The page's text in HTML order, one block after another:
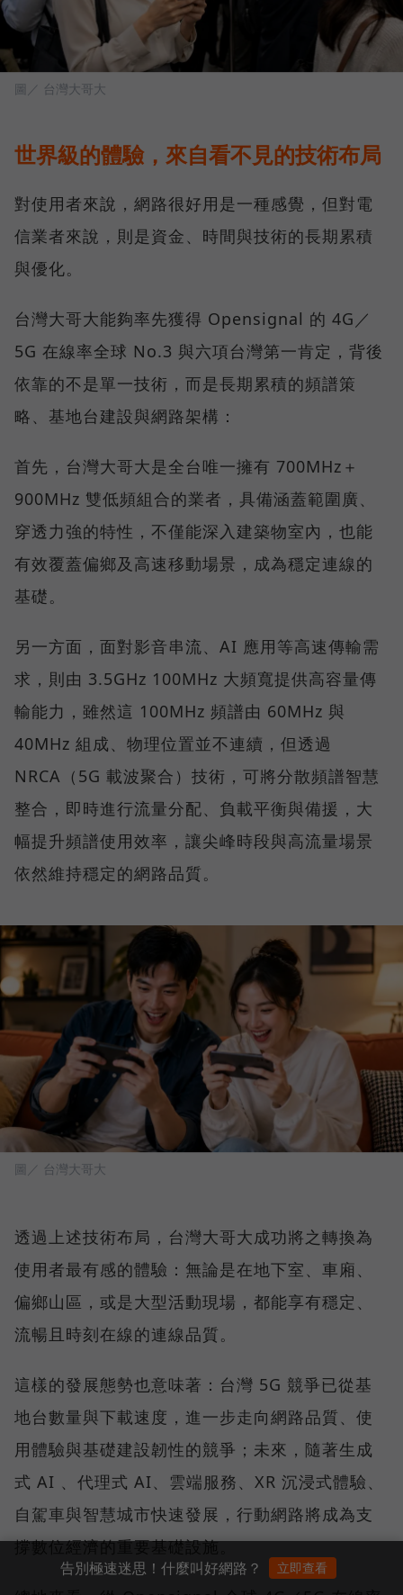
圖／ 台灣大哥大
世界級的體驗，來自看不見的技術布局
對使用者來說，網路很好用是一種感覺，但對電
信業者來說，則是資金、時間與技術的長期累積
與優化。
台灣大哥大能夠率先獲得 Opensignal 的 4G／
5G 在線率全球 No.3 與六項台灣第一肯定，背後
依靠的不是單一技術，而是長期累積的頻譜策
略、基地台建設與網路架構：
首先，台灣大哥大是全台唯一擁有 700MHz＋
900MHz 雙低頻組合的業者，具備涵蓋範圍廣、
穿透力強的特性，不僅能深入建築物室內，也能
有效覆蓋偏鄉及高速移動場景，成為穩定連線的
基礎。
另一方面，面對影音串流、AI 應用等高速傳輸需
求，則由 3.5GHz 100MHz 大頻寬提供高容量傳
輸能力，雖然這 100MHz 頻譜由 60MHz 與
40MHz 組成、物理位置並不連續，但透過
NRCA（5G 載波聚合）技術，可將分散頻譜智慧
整合，即時進行流量分配、負載平衡與備援，大
幅提升頻譜使用效率，讓尖峰時段與高流量場景
依然維持穩定的網路品質。
圖／ 台灣大哥大
透過上述技術布局，台灣大哥大成功將之轉換為
使用者最有感的體驗：無論是在地下室、車廂、
偏鄉山區，或是大型活動現場，都能享有穩定、
流暢且時刻在線的連線品質。
這樣的發展態勢也意味著：台灣 5G 競爭已從基
地台數量與下載速度，進一步走向網路品質、使
用體驗與基礎建設韌性的競爭；未來，隨著生成
式 AI 、代理式 AI、雲端服務、XR 沉浸式體驗、
自駕車與智慧城市快速發展，行動網路將成為支
撐數位經濟的重要基礎設施。
告別極速迷思！什麼叫好網路？ 立即查看